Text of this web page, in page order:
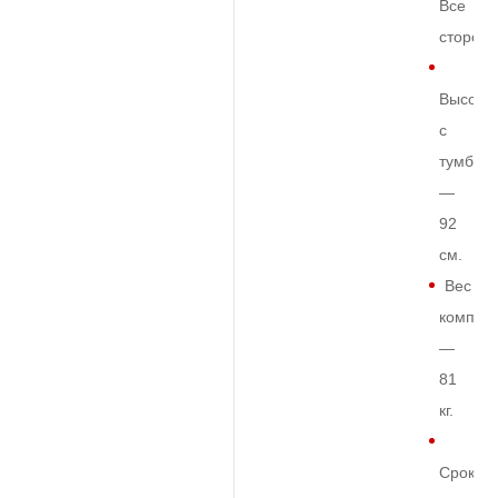
Все
Высота
с
тумбой
—
92
см.
Вес
—
81
кг.
Срок